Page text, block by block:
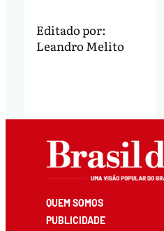
Editado por:
Leandro Melito
QUEM SOMOS
PUBLICIDADE